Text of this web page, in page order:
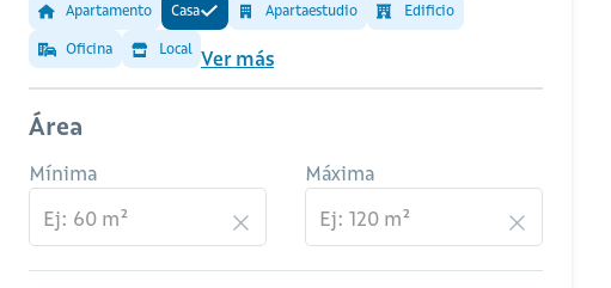
Apartamento Casa Apartaestudio Edificio
Oficina Local Ver más
Área
Mínima Máxima